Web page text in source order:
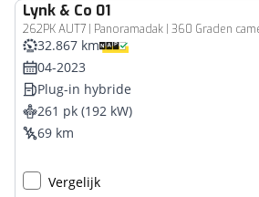
Lynk & Co 01
32.867 km
04-2023
Plug-in hybride
261 pk (192 kW)
69 km
Vergelijk